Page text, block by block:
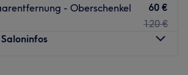
- Oberschenkel
60 €
120 €